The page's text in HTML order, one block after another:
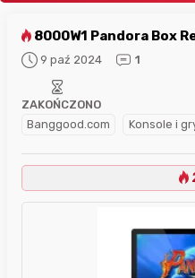
8000W1 Pandora Box
9 paź 2024 1
Banggood.com Konsole i
ZAKOŃCZONO